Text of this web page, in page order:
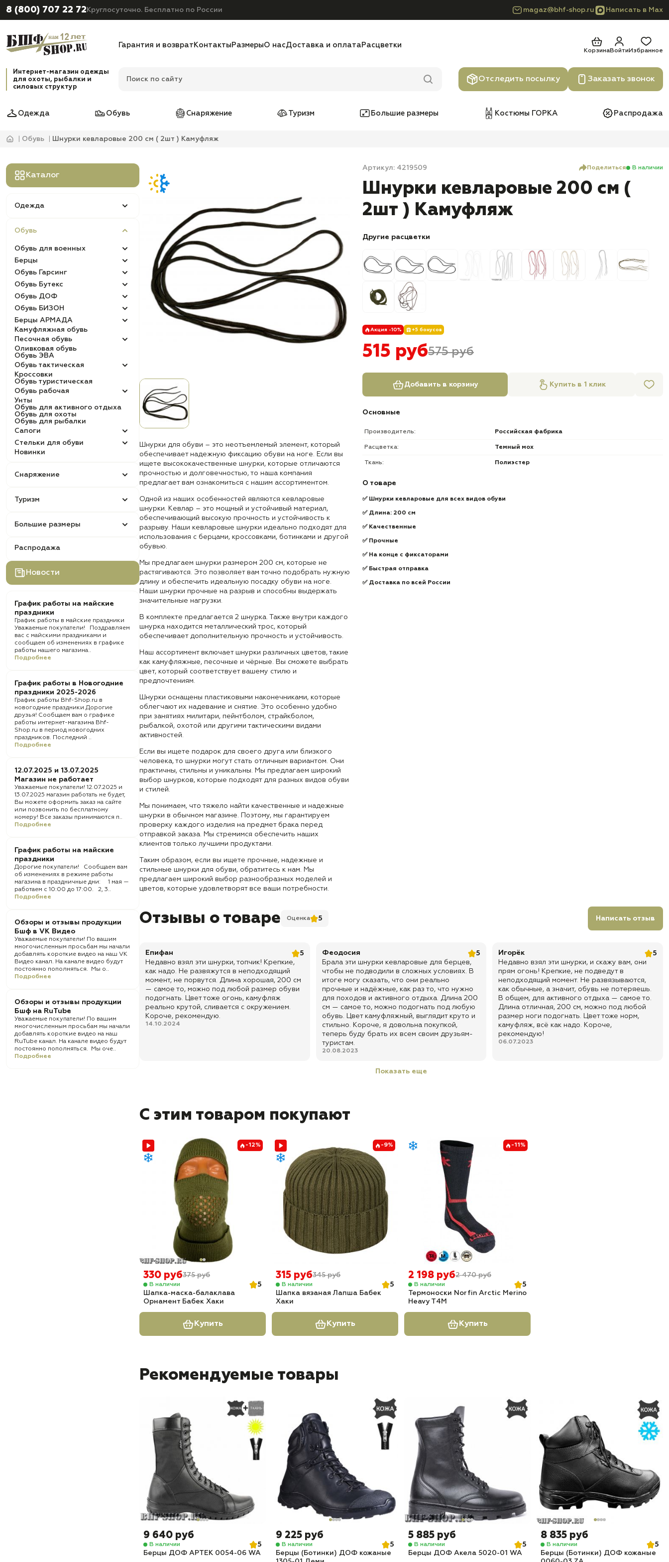
8 (800) 707 22 72 Круглосуточно. Бесплатно по России magaz@bhf-shop.ru Написать в Max
Гарантия и возврат Контакты РазмерыО насДоставка и оплата Расцветки
КорзинаВойти Избранное
Интернет-магазин одежды
для охоты, рыбалки и
силовых структур
Отследить посылку Заказать звонок
Одежда Обувь Снаряжение Туризм Большие размеры Костюмы ГОРКА Распродажа
Обувь Шнурки кевларовые 200 см ( 2шт ) Камуфляж
Каталог
Одежда
Обувь
Обувь для военных
Берцы
Обувь Гарсинг
Обувь Бутекс
Обувь ДОФ
Обувь БИЗОН
Берцы АРМАДА
Камуфляжная обувь
Песочная обувь
Оливковая обувь
Обувь ЭВА
Обувь тактическая
Кроссовки
Обувь туристическая
Обувь рабочая
Унты
Обувь для активного отдыха
Обувь для охоты
Обувь для рыбалки
Сапоги
Стельки для обуви
Новинки
Снаряжение
Туризм
Большие размеры
Распродажа
Новости
График работы на майские
праздники
График работы в майские праздники
Уважаемые покупатели! Поздравляем
вас с майскими праздниками и
сообщаем об изменениях в графике
работы нашего магазина..
Подробнее
График работы в Новогодние
праздники 2025-2026
График работы Bhf-Shop.ru в
новогодние праздники Дорогие
друзья! Сообщаем вам о графике
работы интернет-магазина Bhf-
Shop.ru в период новогодних
праздников. Последний ..
Подробнее
12.07.2025 и 13.07.2025
Магазин не работает
Уважаемые покупатели! 12.07.2025 и
13.07.2025 магазин работать не будет,
Вы можете оформить заказ на сайте
или позвонить по бесплатному
номеру! Все заказы принимаются п..
Подробнее
График работы на майские
праздники
Дорогие покупатели! Сообщаем вам
об изменениях в режиме работы
магазина в праздничные дни: 1 мая —
работаем с 10:00 до 17:00. 2, 3..
Подробнее
Обзоры и отзывы продукции
Бшф в VK Видео
Уважаемые покупатели! По вашим
многочисленным просьбам мы начали
добавлять короткие видео на наш VK
Видео канал. На канале видео будут
постоянно пополняться. Мы о..
Подробнее
Обзоры и отзывы продукции
Бшф на RuTube
Уважаемые покупатели! По вашим
многочисленным просьбам мы начали
добавлять короткие видео на наш
RuTube канал. На канале видео будут
постоянно пополняться. Мы оче..
Подробнее
Шнурки для обуви – это неотъемлемый элемент, который
обеспечивает надежную фиксацию обуви на ноге. Если вы
ищете высококачественные шнурки, которые отличаются
прочностью и долговечностью, то наша компания
предлагает вам ознакомиться с нашим ассортиментом.
Одной из наших особенностей являются кевларовые
шнурки. Кевлар – это мощный и устойчивый материал,
обеспечивающий высокую прочность и устойчивость к
разрыву. Наши кевларовые шнурки идеально подходят для
использования с берцами, кроссовками, ботинками и другой
обувью.
Мы предлагаем шнурки размером 200 см, которые не
растягиваются. Это позволяет вам точно подобрать нужную
длину и обеспечить идеальную посадку обуви на ноге.
Наши шнурки прочные на разрыв и способны выдержать
значительные нагрузки.
В комплекте предлагается 2 шнурка. Также внутри каждого
шнурка находится металлический трос, который
обеспечивает дополнительную прочность и устойчивость.
Наш ассортимент включает шнурки различных цветов, такие
как камуфляжные, песочные и чёрные. Вы сможете выбрать
цвет, который соответствует вашему стилю и
предпочтениям.
Шнурки оснащены пластиковыми наконечниками, которые
облегчают их надевание и снятие. Это особенно удобно
при занятиях милитари, пейнтболом, страйкболом,
рыбалкой, охотой или другими тактическими видами
активностей.
Если вы ищете подарок для своего друга или близкого
человека, то шнурки могут стать отличным вариантом. Они
практичны, стильны и уникальны. Мы предлагаем широкий
выбор шнурков, которые подходят для разных видов обуви
и стилей.
Мы понимаем, что тяжело найти качественные и надежные
шнурки в обычном магазине. Поэтому, мы гарантируем
проверку каждого изделия на предмет брака перед
отправкой заказа. Мы стремимся обеспечить наших
клиентов только лучшими продуктами.
Таким образом, если вы ищете прочные, надежные и
стильные шнурки для обуви, обратитесь к нам. Мы
предлагаем широкий выбор разнообразных моделей и
цветов, которые удовлетворят все ваши потребности.
Артикул: 4219509 Поделиться В наличии
Шнурки кевларовые 200 см (
2шт ) Камуфляж
Другие расцветки
Акция -10% +5 бонусов
515 руб575 руб
Добавить в корзину Купить в 1 клик
Основные
Производитель: Российская фабрика
Расцветка: Темный мох
Ткань: Полиэстер
О товаре
✅ Шнурки кевларовые для всех видов обуви
✅ Длина: 200 см
✅ Качественные
✅ Прочные
✅ На конце с фиксаторами
✅ Быстрая отправка
✅ Доставка по всей России
Отзывы о товаре Оценка 5 Написать отзыв
Епифан
5
Недавно взял эти шнурки, топчик! Крепкие,
как надо. Не развяжутся в неподходящий
момент, не порвутся. Длина хорошая, 200 см
— самое то, можно под любой размер обуви
подогнать. Цвет тоже огонь, камуфляж
реально крутой, сливается с окружением.
Короче, рекомендую.
14.10.2024
Феодосия
5
Брала эти шнурки кевларовые для берцев,
чтобы не подводили в сложных условиях. В
итоге могу сказать, что они реально
прочные и надёжные, как раз то, что нужно
для походов и активного отдыха. Длина 200
см — самое то, можно подогнать под любую
обувь. Цвет камуфляжный, выглядит круто и
стильно. Короче, я довольна покупкой,
теперь буду брать их всем своим друзьям-
туристам.
20.08.2023
Игорёк
5
Недавно взял эти шнурки, и скажу вам, они
прям огонь! Крепкие, не подведут в
неподходящий момент. Не развязываются,
как обычные, а значит, обувь не потеряешь.
В общем, для активного отдыха — самое то.
Длина отличная, 200 см, можно под любой
размер ноги подогнать. Цвет тоже норм,
камуфляж, всё как надо. Короче,
рекомендую!
06.07.2023
Показать еще
С этим товаром покупают
-12%
330 руб375 руб
В наличии
5
Шапка-маска-балаклава
Орнамент Бабек Хаки
Купить
-9%
315 руб345 руб
В наличии
5
Шапка вязаная Лапша Бабек
Хаки
Купить
-11%
2 198 руб2 470 руб
В наличии
5
Термоноски Norfin Arctic Merino
Heavy T4M
Купить
Рекомендуемые товары
9 640 руб
В наличии
5
Берцы ДОФ АРТЕК 0054-06 WA
9 225 руб
В наличии
5
Берцы (Ботинки) ДОФ кожаные
5 885 руб
В наличии
5
Берцы ДОФ Акела 5020-01 WA
8 835 руб
В наличии
5
Берцы (Ботинки) ДОФ кожаные